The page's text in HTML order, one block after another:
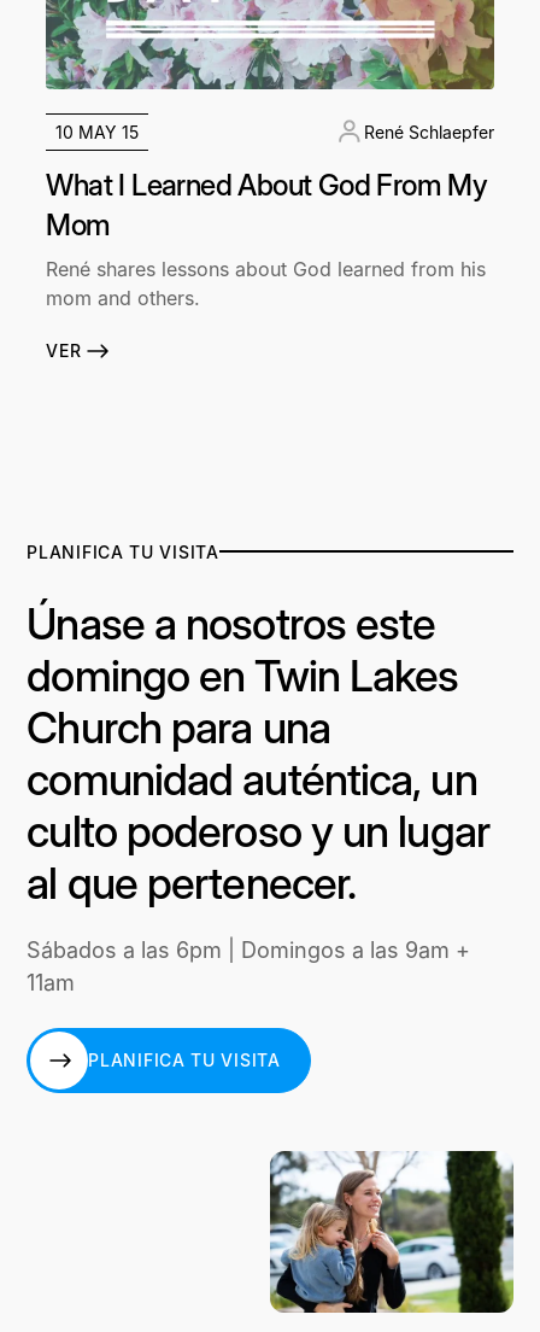
10 MAY 15 René Schlaepfer
What I Learned About God From My
Mom
René shares lessons about God learned from his
mom and others.
VER
PLANIFICA TU VISITA
Únase a nosotros este
domingo en Twin Lakes
Church para una
comunidad auténtica, un
culto poderoso y un lugar
al que pertenecer.
Sábados a las 6pm | Domingos a las 9am +
11am
PLANIFICA TU VISITA